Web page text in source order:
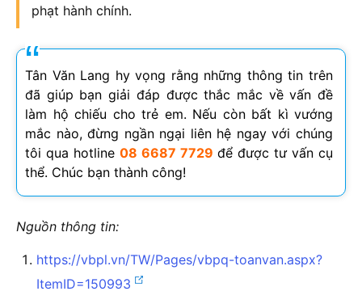
phạt hành chính.
Tân Văn Lang hy vọng rằng những thông tin trên
đã giúp bạn giải đáp được thắc mắc về vấn đề
làm hộ chiếu cho trẻ em. Nếu còn bất kì vướng
mắc nào, đừng ngần ngại liên hệ ngay với chúng
tôi qua hotline 08 6687 7729 để được tư vấn cụ
thể. Chúc bạn thành công!
Nguồn thông tin:
https://vbpl.vn/TW/Pages/vbpq-toanvan.aspx?
ItemID=150993